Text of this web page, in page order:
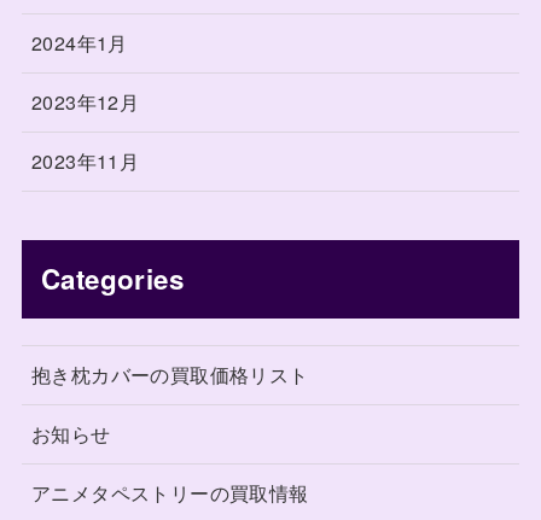
2024年1月
2023年12月
2023年11月
Categories
抱き枕カバーの買取価格リスト
お知らせ
アニメタペストリーの買取情報